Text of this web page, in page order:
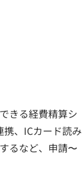
きる経費精算シ
、ICカード読み
るなど、申請〜